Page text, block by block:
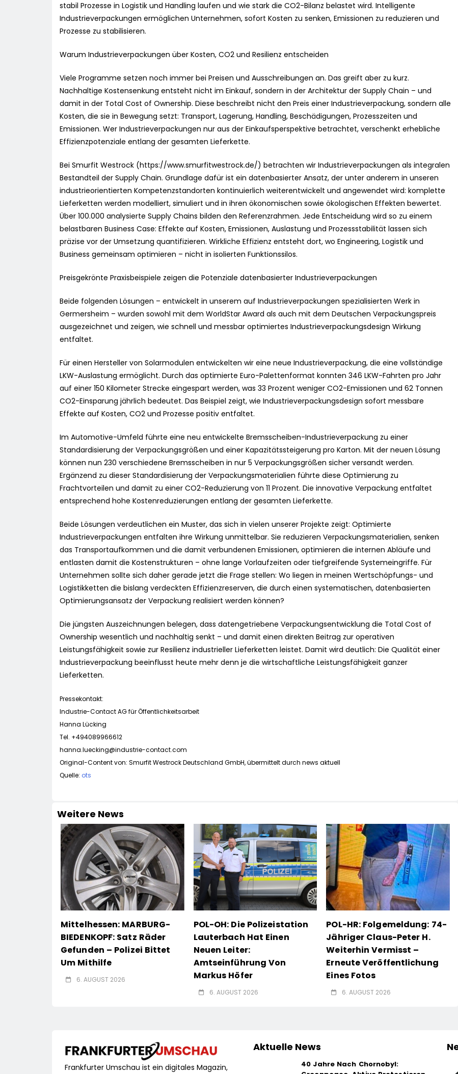
stabil Prozesse in Logistik und Handling laufen und wie stark die CO2-Bilanz belastet wird. Intelligente
Industrieverpackungen ermöglichen Unternehmen, sofort Kosten zu senken, Emissionen zu reduzieren und
Prozesse zu stabilisieren.
Warum Industrieverpackungen über Kosten, CO2 und Resilienz entscheiden
Viele Programme setzen noch immer bei Preisen und Ausschreibungen an. Das greift aber zu kurz.
Nachhaltige Kostensenkung entsteht nicht im Einkauf, sondern in der Architektur der Supply Chain – und
damit in der Total Cost of Ownership. Diese beschreibt nicht den Preis einer Industrieverpackung, sondern alle
Kosten, die sie in Bewegung setzt: Transport, Lagerung, Handling, Beschädigungen, Prozesszeiten und
Emissionen. Wer Industrieverpackungen nur aus der Einkaufsperspektive betrachtet, verschenkt erhebliche
Effizienzpotenziale entlang der gesamten Lieferkette.
Bei Smurfit Westrock (https://www.smurfitwestrock.de/) betrachten wir Industrieverpackungen als integralen
Bestandteil der Supply Chain. Grundlage dafür ist ein datenbasierter Ansatz, der unter anderem in unseren
industrieorientierten Kompetenzstandorten kontinuierlich weiterentwickelt und angewendet wird: komplette
Lieferketten werden modelliert, simuliert und in ihren ökonomischen sowie ökologischen Effekten bewertet.
Über 100.000 analysierte Supply Chains bilden den Referenzrahmen. Jede Entscheidung wird so zu einem
belastbaren Business Case: Effekte auf Kosten, Emissionen, Auslastung und Prozessstabilität lassen sich
präzise vor der Umsetzung quantifizieren. Wirkliche Effizienz entsteht dort, wo Engineering, Logistik und
Business gemeinsam optimieren – nicht in isolierten Funktionssilos.
Preisgekrönte Praxisbeispiele zeigen die Potenziale datenbasierter Industrieverpackungen
Beide folgenden Lösungen – entwickelt in unserem auf Industrieverpackungen spezialisierten Werk in
Germersheim – wurden sowohl mit dem WorldStar Award als auch mit dem Deutschen Verpackungspreis
ausgezeichnet und zeigen, wie schnell und messbar optimiertes Industrieverpackungsdesign Wirkung
entfaltet.
Für einen Hersteller von Solarmodulen entwickelten wir eine neue Industrieverpackung, die eine vollständige
LKW-Auslastung ermöglicht. Durch das optimierte Euro-Palettenformat konnten 346 LKW-Fahrten pro Jahr
auf einer 150 Kilometer Strecke eingespart werden, was 33 Prozent weniger CO2-Emissionen und 62 Tonnen
CO2-Einsparung jährlich bedeutet. Das Beispiel zeigt, wie Industrieverpackungsdesign sofort messbare
Effekte auf Kosten, CO2 und Prozesse positiv entfaltet.
Im Automotive-Umfeld führte eine neu entwickelte Bremsscheiben-Industrieverpackung zu einer
Standardisierung der Verpackungsgrößen und einer Kapazitätssteigerung pro Karton. Mit der neuen Lösung
können nun 230 verschiedene Bremsscheiben in nur 5 Verpackungsgrößen sicher versandt werden.
Ergänzend zu dieser Standardisierung der Verpackungsmaterialien führte diese Optimierung zu
Frachtvorteilen und damit zu einer CO2-Reduzierung von 11 Prozent. Die innovative Verpackung entfaltet
entsprechend hohe Kostenreduzierungen entlang der gesamten Lieferkette.
Beide Lösungen verdeutlichen ein Muster, das sich in vielen unserer Projekte zeigt: Optimierte
Industrieverpackungen entfalten ihre Wirkung unmittelbar. Sie reduzieren Verpackungsmaterialien, senken
das Transportaufkommen und die damit verbundenen Emissionen, optimieren die internen Abläufe und
entlasten damit die Kostenstrukturen – ohne lange Vorlaufzeiten oder tiefgreifende Systemeingriffe. Für
Unternehmen sollte sich daher gerade jetzt die Frage stellen: Wo liegen in meinen Wertschöpfungs- und
Logistikketten die bislang verdeckten Effizienzreserven, die durch einen systematischen, datenbasierten
Optimierungsansatz der Verpackung realisiert werden können?
Die jüngsten Auszeichnungen belegen, dass datengetriebene Verpackungsentwicklung die Total Cost of
Ownership wesentlich und nachhaltig senkt – und damit einen direkten Beitrag zur operativen
Leistungsfähigkeit sowie zur Resilienz industrieller Lieferketten leistet. Damit wird deutlich: Die Qualität einer
Industrieverpackung beeinflusst heute mehr denn je die wirtschaftliche Leistungsfähigkeit ganzer
Lieferketten.
Pressekontakt:
Industrie-Contact AG für Öffentlichkeitsarbeit
Hanna Lücking
Tel. +494089966612
hanna.luecking@industrie-contact.com
Original-Content von: Smurfit Westrock Deutschland GmbH, übermittelt durch news aktuell
Quelle: ots
Weitere News
Mittelhessen: MARBURG-
BIEDENKOPF: Satz Räder
Gefunden – Polizei Bittet
Um Mithilfe
6. AUGUST 2026
POL-OH: Die Polizeistation
Lauterbach Hat Einen
Neuen Leiter:
Amtseinführung Von
Markus Höfer
6. AUGUST 2026
POL-HR: Folgemeldung: 74-
Jähriger Claus-Peter H.
Weiterhin Vermisst –
Erneute Veröffentlichung
Eines Fotos
6. AUGUST 2026
Frankfurter Umschau ist ein digitales Magazin,
Aktuelle News
40 Jahre Nach Chornobyl: